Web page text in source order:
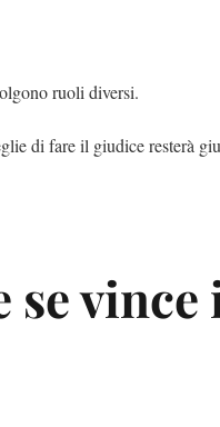
ruoli diversi.
di fare il giudice resterà
se vince